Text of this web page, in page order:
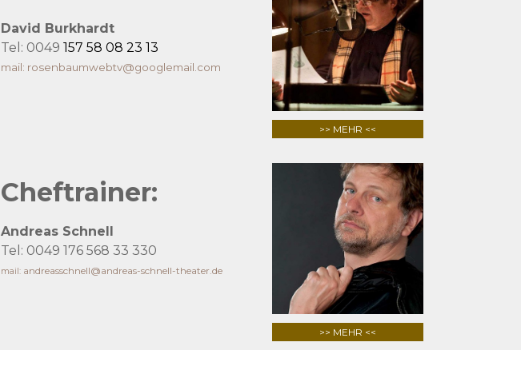
>> MEHR <<
David Burkhardt
Tel: 0049 157 58 08 23 13
mail: rosenbaumwebtv@googlemail.com
>> MEHR <<
Cheftrainer:
Andreas Schnell
Tel: 0049 176 568 33 330
mail: andreasschnell@andreas-schnell-theater.de